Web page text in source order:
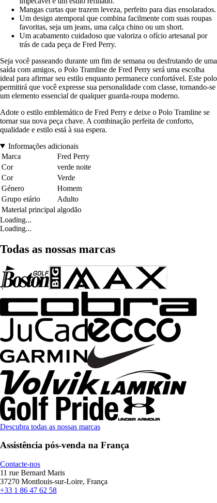
Mangas curtas que trazem leveza, perfeito para dias ensolarados.
Um design atemporal que combina facilmente com suas roupas
favoritas, seja um jeans, uma calça chino ou um short.
Um acabamento cuidadoso que valoriza o ofício artesanal por
trás de cada peça de Fred Perry.
Seja você passeando durante um fim de semana ou desfrutando de uma
saída com amigos, o Polo Tramline de Fred Perry será uma escolha
ideal para afirmar seu estilo enquanto permanece confortável. Este polo
permitirá que você expresse sua personalidade com classe, tornando-se
um elemento essencial de qualquer guarda-roupa moderno.
Adote o estilo emblemático de Fred Perry e deixe o Polo Tramline se
tornar sua nova peça chave. A combinação perfeita de conforto,
qualidade e estilo está à sua espera.
Informações adicionais
Marca
Fred Perry
Cor
verde noite
Cor
Verde
Género
Homem
Grupo etário
Adulto
Material principal algodão
Loading...
Loading...
Todas as nossas marcas
Descubra todas as nossas marcas
Assistência pós-venda na França
Contacte-nos
11 rue Bernard Maris
37270 Montlouis-sur-Loire, França
+33 1 86 47 62 58